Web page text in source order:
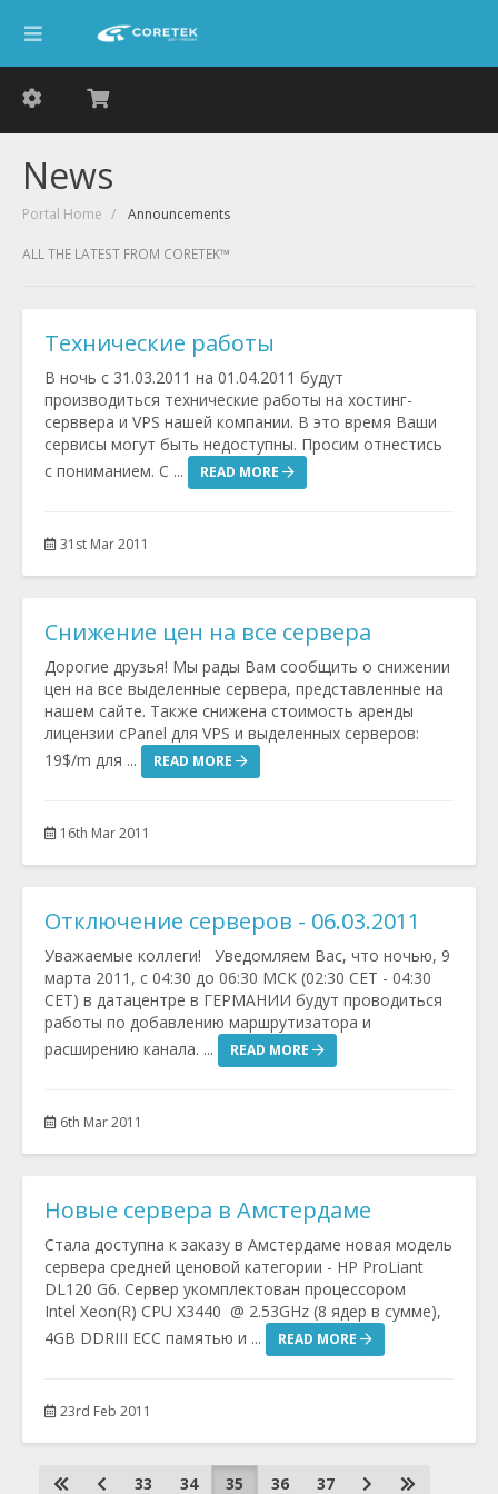
News
Portal Home Announcements
ALL THE LATEST FROM CORETEK™
Технические работы
В ночь с 31.03.2011 на 01.04.2011 будут
производиться технические работы на хостинг-
серввера и VPS нашей компании. В это время Ваши
сервисы могут быть недоступны. Просим отнестись
с пониманием. С ...
READ MORE
31st Mar 2011
Снижение цен на все сервера
Дорогие друзья! Мы рады Вам сообщить о снижении
цен на все выделенные сервера, представленные на
нашем сайте. Также снижена стоимость аренды
лицензии cPanel для VPS и выделенных серверов:
19$/m для ...
READ MORE
16th Mar 2011
Отключение серверов - 06.03.2011
Уважаемые коллеги! Уведомляем Вас, что ночью, 9
марта 2011, с 04:30 до 06:30 МСК (02:30 CET - 04:30
CET) в датацентре в ГЕРМАНИИ будут проводиться
работы по добавлению маршрутизатора и
расширению канала. ...
READ MORE
6th Mar 2011
Новые сервера в Амстердаме
Стала доступна к заказу в Амстердаме новая модель
сервера средней ценовой категории - HP ProLiant
DL120 G6. Сервер укомплектован процессором
Intel Xeon(R) CPU X3440 @ 2.53GHz (8 ядер в сумме),
4GB DDRIII ECC памятью и ...
READ MORE
23rd Feb 2011
33 34 35 36 37